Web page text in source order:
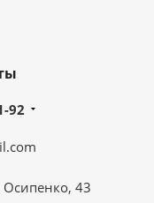
92
Осипенко, 43